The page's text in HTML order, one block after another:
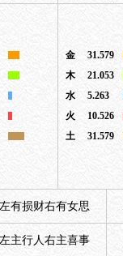
金
31.579
木
21.053
水
5.263
火
10.526
土
31.579
左有损财右有女思
左主行人右主喜事